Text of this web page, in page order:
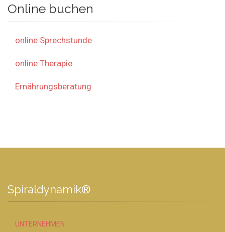
Online buchen
online Sprechstunde
online Therapie
Ernährungsberatung
Spiraldynamik®
UNTERNEHMEN